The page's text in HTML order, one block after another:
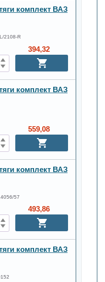
комплект ВАЗ
2108-R
394,32
комплект ВАЗ
559,08
комплект ВАЗ
57
493,86
комплект ВАЗ